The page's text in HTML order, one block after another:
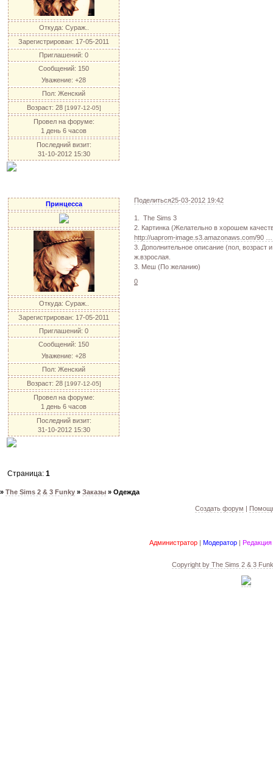
Откуда: Сураж..
Зарегистрирован: 17-05-2011
Приглашений: 0
Сообщений: 150
Уважение: +28
Пол: Женский
Возраст: 28 [1997-12-05]
Провел на форуме:
1 день 6 часов
Последний визит:
31-10-2012 15:30
Поделиться25-03-2012 19:42
Принцесса
Откуда: Сураж..
Зарегистрирован: 17-05-2011
Приглашений: 0
Сообщений: 150
Уважение: +28
Пол: Женский
Возраст: 28 [1997-12-05]
Провел на форуме:
1 день 6 часов
Последний визит:
31-10-2012 15:30
1. The Sims 3
2. Картинка (Желательно в хорошем
http://uaprom-image.s3.amazonaws.com/90 …
3. Дополнительное описание (пол, возраст
ж.взрослая.
3. Меш (По желанию)
0
Страница:1
» The Sims 2 & 3 Funky » Заказы » Одежда
Создать форум |
Администратор | Модератор | Редакция
Copyright by The Sims 2 & 3